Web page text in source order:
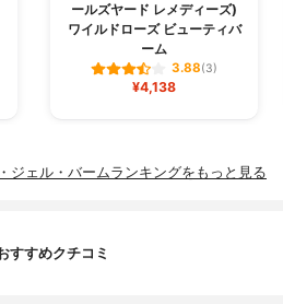
ールズヤード レメディーズ)
ワイルドローズ ビューティバ
ーム
3.88(3)
¥4,138
ジェル・バームランキングをもっと見る
すすめクチコミ